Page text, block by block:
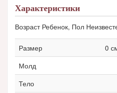
Характеристики
Возраст Ребенок, Пол
Размер
0
Молд
Тело